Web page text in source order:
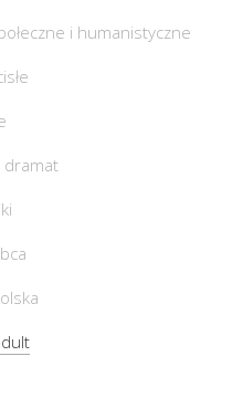
i humanistyczne
dramat